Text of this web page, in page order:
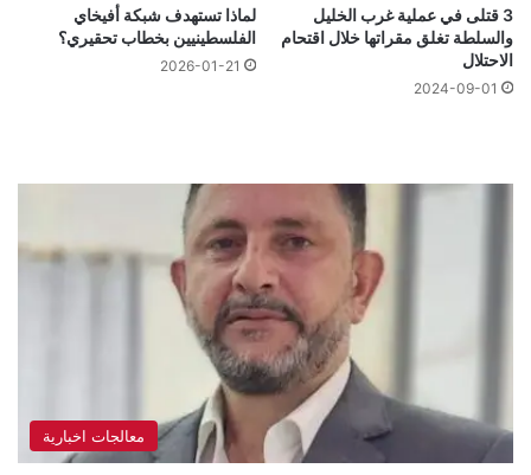
3 قتلى في عملية غرب الخليل
والسلطة تغلق مقراتها خلال اقتحام
الاحتلال
2024-09-01
لماذا تستهدف شبكة أفيخاي
الفلسطينيين بخطاب تحقيري؟
2026-01-21
معالجات اخبارية